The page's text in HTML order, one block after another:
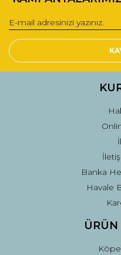
Banka
Havale
ÜRÜN